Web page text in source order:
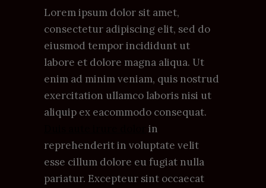
Lorem ipsum dolor sit amet,
consectetur adipiscing elit, sed do
eiusmod tempor incididunt ut
labore et dolore magna aliqua. Ut
enim ad minim veniam, quis nostrud
exercitation ullamco laboris nisi ut
aliquip ex eacommodo consequat.
in
reprehenderit in voluptate velit
esse cillum dolore eu fugiat nulla
pariatur. Excepteur sint occaecat